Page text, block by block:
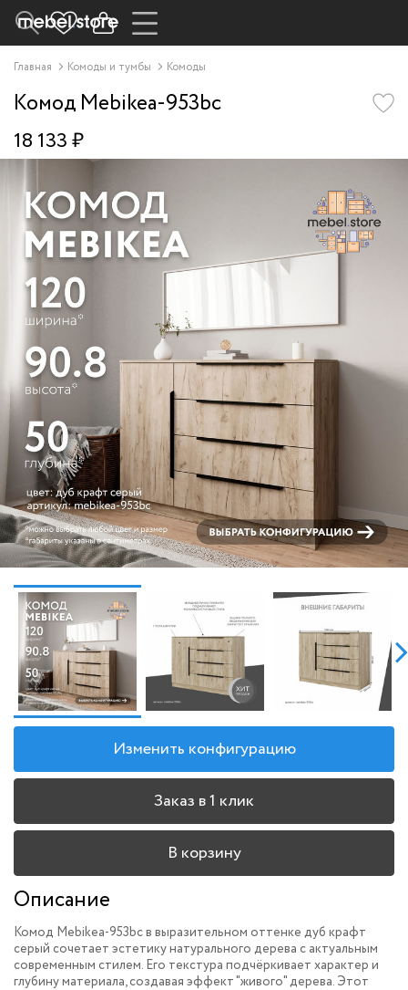
Главная Комоды и тумбы Комоды
Комод Mebikea-953bc
18 133 ₽
Изменить конфигурацию
Заказ в 1 клик
В корзину
Описание
Комод Mebikea-953bc в выразительном оттенке дуб крафт
серый сочетает эстетику натурального дерева с актуальным
современным стилем. Его текстура подчёркивает характер и
глубину материала, создавая эффект "живого" дерева. Этот